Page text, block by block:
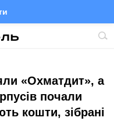
Twitter
«Охматдит», а
почали
кошти, зібрані